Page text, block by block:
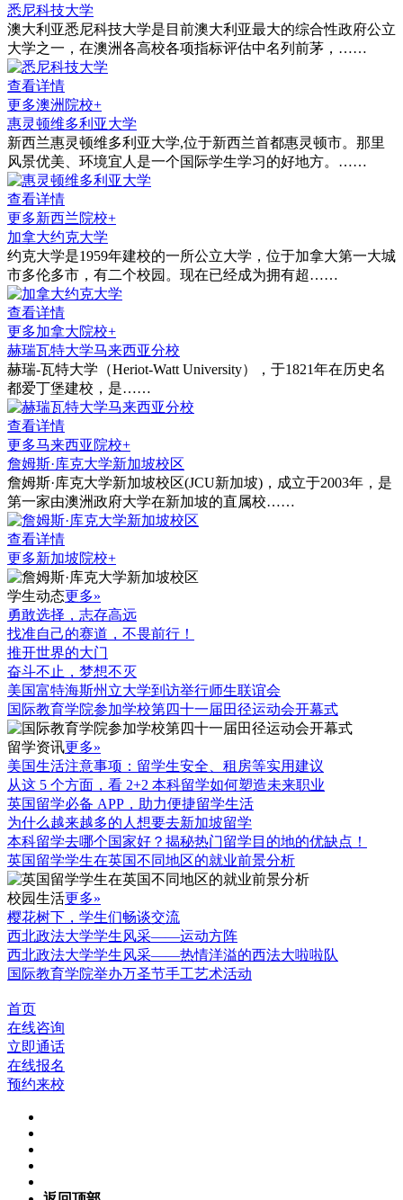
悉尼科技大学
澳大利亚悉尼科技大学是目前澳大利亚最大的综合性政府公立
大学之一，在澳洲各高校各项指标评估中名列前茅，……
查看详情
更多澳洲院校+
惠灵顿维多利亚大学
新西兰惠灵顿维多利亚大学,位于新西兰首都惠灵顿市。那里
风景优美、环境宜人是一个国际学生学习的好地方。……
查看详情
更多新西兰院校+
加拿大约克大学
约克大学是1959年建校的一所公立大学，位于加拿大第一大城
市多伦多市，有二个校园。现在已经成为拥有超……
查看详情
更多加拿大院校+
赫瑞瓦特大学马来西亚分校
赫瑞-瓦特大学（Heriot-Watt University），于1821年在历史名
都爱丁堡建校，是……
查看详情
更多马来西亚院校+
詹姆斯·库克大学新加坡校区
詹姆斯·库克大学新加坡校区(JCU新加坡)，成立于2003年，是
第一家由澳洲政府大学在新加坡的直属校……
查看详情
更多新加坡院校+
学生动态更多»
勇敢选择，志存高远
找准自己的赛道，不畏前行！
推开世界的大门
奋斗不止，梦想不灭
美国富特海斯州立大学到访举行师生联谊会
国际教育学院参加学校第四十一届田径运动会开幕式
留学资讯更多»
美国生活注意事项：留学生安全、租房等实用建议
从这 5 个方面，看 2+2 本科留学如何塑造未来职业
英国留学必备 APP，助力便捷留学生活
为什么越来越多的人想要去新加坡留学
本科留学去哪个国家好？揭秘热门留学目的地的优缺点！
英国留学学生在英国不同地区的就业前景分析
校园生活更多»
樱花树下，学生们畅谈交流
西北政法大学学生风采——运动方阵
西北政法大学学生风采——热情洋溢的西法大啦啦队
国际教育学院举办万圣节手工艺术活动
首页
在线咨询
立即通话
在线报名
预约来校